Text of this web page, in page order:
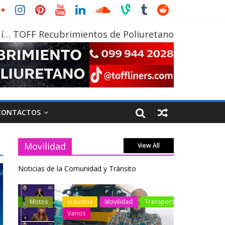
TOFF Recubrimientos de Poliuretano
Movilidad View All
Noticias de la Comunidad y Tránsito
Industria Movilidad
Transporte
Varios